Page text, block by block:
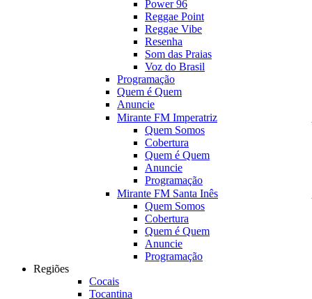
Power 96
Reggae Point
Reggae Vibe
Resenha
Som das Praias
Voz do Brasil
Programação
Quem é Quem
Anuncie
Mirante FM Imperatriz
Quem Somos
Cobertura
Quem é Quem
Anuncie
Programação
Mirante FM Santa Inês
Quem Somos
Cobertura
Quem é Quem
Anuncie
Programação
Regiões
Cocais
Tocantina